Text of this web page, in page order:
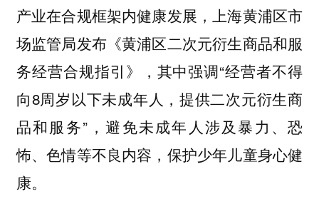
产业在合规框架内健康发展，上海黄浦区市
场监管局发布《黄浦区二次元衍生商品和服
务经营合规指引》，其中强调“经营者不得
向8周岁以下未成年人，提供二次元衍生商
品和服务”，避免未成年人涉及暴力、恐
怖、色情等不良内容，保护少年儿童身心健
康。